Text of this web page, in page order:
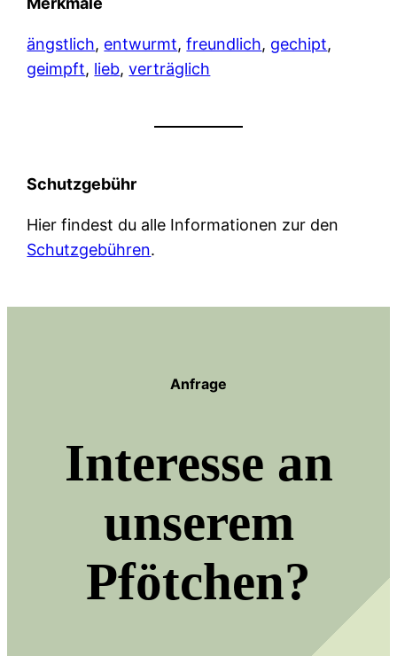
ängstlich, entwurmt, freundlich, gechipt
geimpft, lieb, verträglich
Schutzgebühr
Hier findest du alle Informationen zur den
Schutzgebühren.
Anfrage
Interesse an
unserem
Pfötchen?